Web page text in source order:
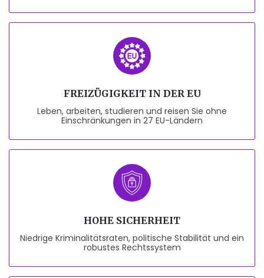
FREIZÜGIGKEIT IN DER EU
Leben, arbeiten, studieren und reisen Sie ohne
Einschränkungen in 27 EU-Ländern
HOHE SICHERHEIT
Niedrige Kriminalitätsraten, politische Stabilität und ein
robustes Rechtssystem